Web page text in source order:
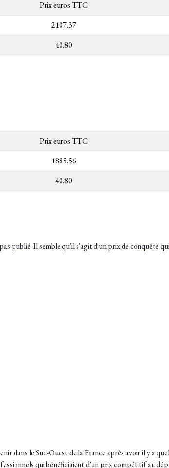
Prix euros TTC
2107.37
40.80
Prix euros TTC
1885.56
40.80
publié. Il semble qu'il s'agit d'un prix de conquête
dans le Sud-Ouest de la France après avoir il y a
qui bénéficiaient d'un prix compétitif au